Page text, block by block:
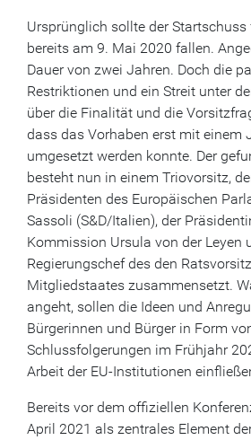
Ursprünglich sollte der Startschuss
bereits am 9. Mai 2020 fallen.
Dauer von zwei Jahren. Doch die
Restriktionen und ein Streit unter
über die Finalität und die
dass das Vorhaben erst mit einem
umgesetzt werden konnte. Der
besteht nun in einem Triovorsitz,
Präsidenten des Europäischen
Sassoli (S&D/Italien), der
Kommission Ursula von der Leyen
Regierungschef des den
Mitgliedstaates zusammensetzt.
angeht, sollen die Ideen und
Bürgerinnen und Bürger in Form
Schlussfolgerungen im Frühjahr
Arbeit der EU-Institutionen
Bereits vor dem offiziellen
April 2021 als zentrales Element